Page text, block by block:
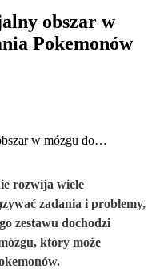
obszar w
Pokemonów
rozwija wiele
zadania i problemy,
zestawu dochodzi
który może